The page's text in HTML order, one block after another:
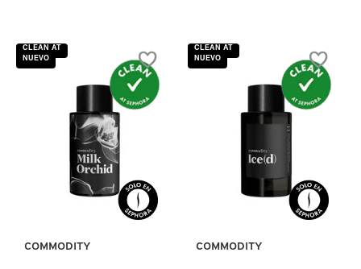
OLAPLEX
ONE SIZE
OUAI HAIRCARE
VISTA RÁPIDA
COMMODITY
CLEAN AT
NUEVO
VISTA RÁPIDA
COMMODITY
CLEAN AT
NUEVO